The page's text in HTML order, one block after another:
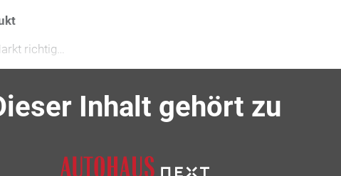
richtig…
Inhalt gehört zu